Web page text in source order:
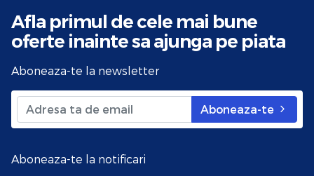
Afla primul de cele mai bune
oferte inainte sa ajunga pe piata
Aboneaza-te la newsletter
Aboneaza-te
Aboneaza-te la notificari